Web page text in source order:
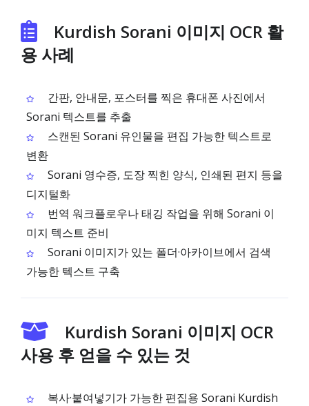
Kurdish Sorani 이미지 OCR 활
용 사례
간판, 안내문, 포스터를 찍은 휴대폰 사진에서
Sorani 텍스트를 추출
스캔된 Sorani 유인물을 편집 가능한 텍스트로
변환
Sorani 영수증, 도장 찍힌 양식, 인쇄된 편지 등을
디지털화
번역 워크플로우나 태깅 작업을 위해 Sorani 이
미지 텍스트 준비
Sorani 이미지가 있는 폴더·아카이브에서 검색
가능한 텍스트 구축
Kurdish Sorani 이미지 OCR
사용 후 얻을 수 있는 것
복사·붙여넣기가 가능한 편집용 Sorani Kurdish